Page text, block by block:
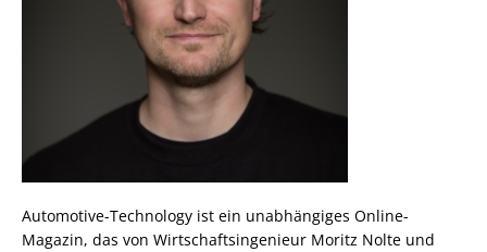
Automotive-Technology ist ein unabhängiges Online-
Magazin, das von Wirtschaftsingenieur Moritz Nolte und